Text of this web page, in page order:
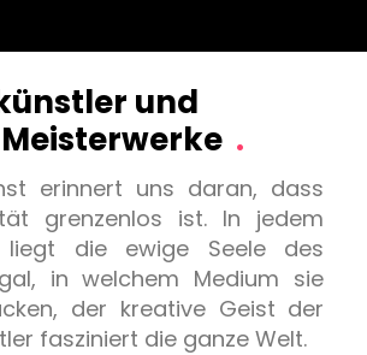
und
.
erinnert uns daran, dass
grenzenlos ist. In jedem
liegt die ewige Seele des
in welchem Medium sie
der kreative Geist der
fasziniert die ganze Welt.